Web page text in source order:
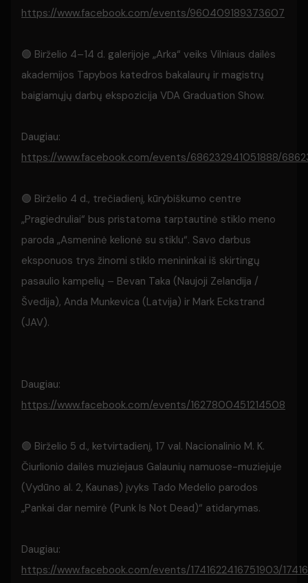
https://www.facebook.com/events/960409189373607
🟢 Birželio 4–14 d. galerijoje „Arka“ veiks Vilniaus dailės
akademijos Tapybos katedros bakalaurų ir magistrų
baigiamųjų darbų ekspozicija VDA Graduation Show.
Daugiau:
https://www.facebook.com/events/686232941051888/
🟢 Birželio 4 d., trečiadienį, kūrybiškumo centre
„Pragiedruliai“ bus pristatoma tarptautinė stiklo meno
paroda „Asmeninė kelionė su stiklu“. Savo darbus
eksponuos trys žinomi stiklo menininkai iš skirtingų
pasaulio kampelių – Bevan Taka (Naujoji Zelandija /
Švedija), Anda Munkevica (Latvija) ir Mark Eckstrand
(JAV).
Daugiau:
https://www.facebook.com/events/1627800451214508
🟢 Birželio 5 d., ketvirtadienį, 17 val. Nacionalinio M. K.
Čiurlionio dailės muziejaus Galaunių namuose-muziejuje
(Vydūno al. 2, Kaunas) įvyks Tado Medelio parodos
„Pankai dar nemirė (Punk Is Not Dead)“ atidarymas.
Daugiau:
https://www.facebook.com/events/1741622416751903/